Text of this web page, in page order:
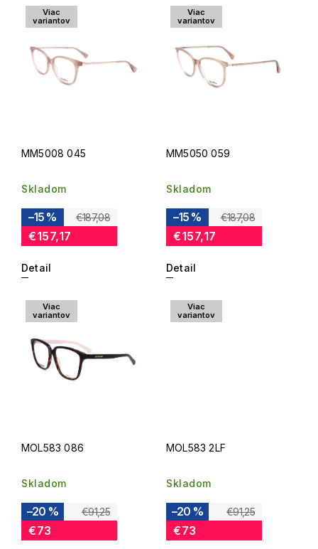
Najdrahšie
Najpredávanejšie
Abecedne
Viac
variantov
MM5008 045
Skladom
€187,08
–15 %
€157,17
Detail
Viac
variantov
MM5050 059
Skladom
€187,08
–15 %
€157,17
Detail
Viac
variantov
MOL583 086
Skladom
€91,25
–20 %
€73
Viac
variantov
MOL583 2LF
Skladom
€91,25
–20 %
€73